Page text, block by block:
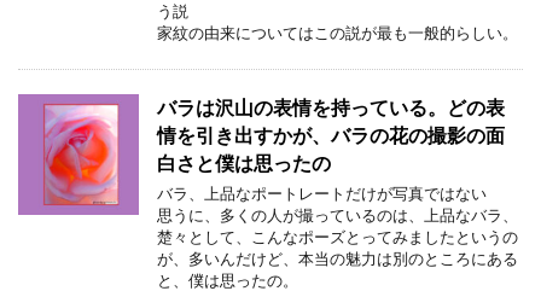
う説
家紋の由来についてはこの説が最も一般的らしい。
バラは沢山の表情を持っている。どの表
情を引き出すかが、バラの花の撮影の面
白さと僕は思ったの
バラ、上品なポートレートだけが写真ではない
思うに、多くの人が撮っているのは、上品なバラ、
楚々として、こんなポーズとってみましたというの
が、多いんだけど、本当の魅力は別のところにある
と、僕は思ったの。